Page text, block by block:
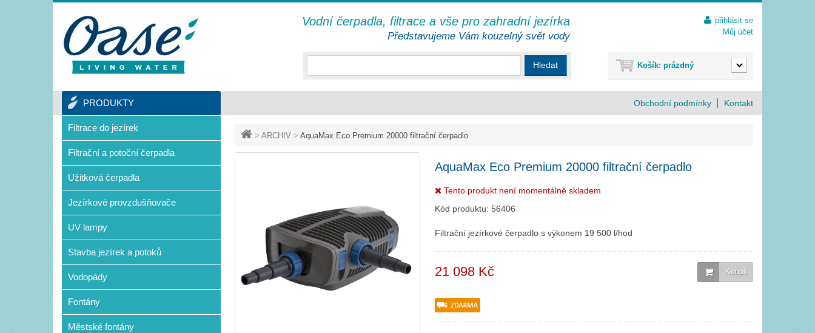
> ARCHIV > AquaMax Eco Premium 20000 filtrační čerpadlo
AquaMax Eco Premium 20000 filtrační čerpadlo
Tento produkt není momentálně skladem
Kód produktu: 56406
Filtrační jezírkové čerpadlo s výkonem 19 500 l/hod
21 098 Kč Koupit
PRODUKTY
Filtrace do jezírek
Filtrační a potoční čerpadla
Užitková čerpadla
Jezírkové provzdušňovače
UV lampy
Stavba jezírek a potoků
Vodopády
Fontány
Městské fontány
Obchodní podmínky Kontakt
Hledat
přihlásit se
Můj účet
Košík: prázdný
Vodní čerpadla, filtrace a vše pro zahradní jezírka
Představujeme Vám kouzelný svět vody